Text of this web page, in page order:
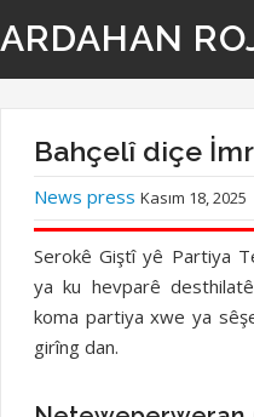
ARDAHAN
Derbarê Me
EN | English- ingilizi
Bahçelî diçe
News press Kasım 18, 2025
Serokê Giştî yê Partiya
ya ku hevparê
koma partiya xwe ya
girîng dan.